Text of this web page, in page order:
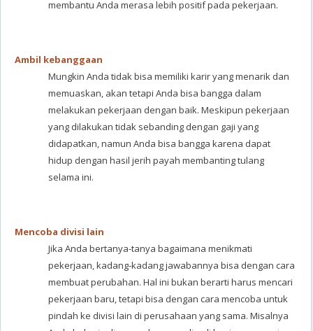
membantu Anda merasa lebih positif pada pekerjaan.
Ambil kebanggaan
Mungkin Anda tidak bisa memiliki karir yang menarik dan
memuaskan, akan tetapi Anda bisa bangga dalam
melakukan pekerjaan dengan baik. Meskipun pekerjaan
yang dilakukan tidak sebanding dengan gaji yang
didapatkan, namun Anda bisa bangga karena dapat
hidup dengan hasil jerih payah membanting tulang
selama ini.
Mencoba divisi lain
Jika Anda bertanya-tanya bagaimana menikmati
pekerjaan, kadang-kadang jawabannya bisa dengan cara
membuat perubahan. Hal ini bukan berarti harus mencari
pekerjaan baru, tetapi bisa dengan cara mencoba untuk
pindah ke divisi lain di perusahaan yang sama. Misalnya